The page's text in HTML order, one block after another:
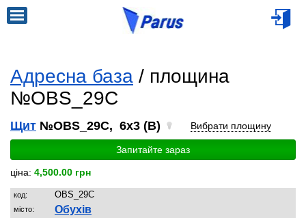
Адресна база / площина
№OBS_29C
Щит №OBS_29C, 6x3 (B) Вибрати площину
Запитайте зараз
ціна: 4,500.00 грн
код: OBS_29C
місто: Обухів